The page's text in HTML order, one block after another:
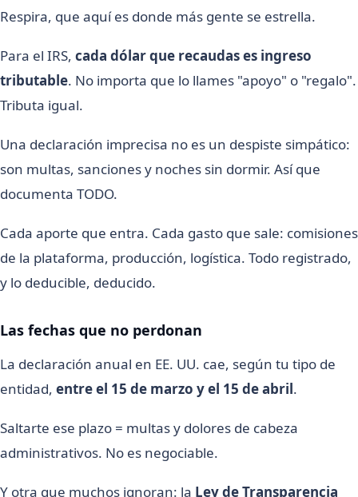
Respira, que aquí es donde más gente se estrella.
Para el IRS, cada dólar que recaudas es ingreso
tributable. No importa que lo llames "apoyo" o "regalo".
Tributa igual.
Una declaración imprecisa no es un despiste simpático:
son multas, sanciones y noches sin dormir. Así que
documenta TODO.
Cada aporte que entra. Cada gasto que sale: comisiones
de la plataforma, producción, logística. Todo registrado,
y lo deducible, deducido.
Las fechas que no perdonan
La declaración anual en EE. UU. cae, según tu tipo de
entidad, entre el 15 de marzo y el 15 de abril.
Saltarte ese plazo = multas y dolores de cabeza
administrativos. No es negociable.
Y otra que muchos ignoran: la Ley de Transparencia